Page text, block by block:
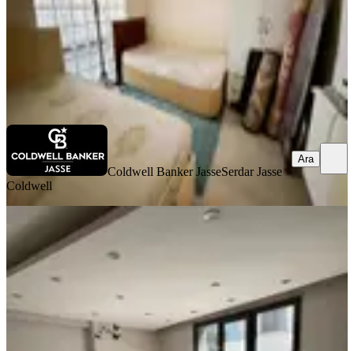
30.000 ₺
Coldwell Banker Jasse Serdar Jasse Coldwell
Coldwell Banker JasseSerdar Jasse
Coldwell
Ara
Buca Laleli.de 2+1 75 M2 Açık
Daire
Buca, Laleli Mahallesi
2+1· 75 m²·2. Kat·07.08.2026